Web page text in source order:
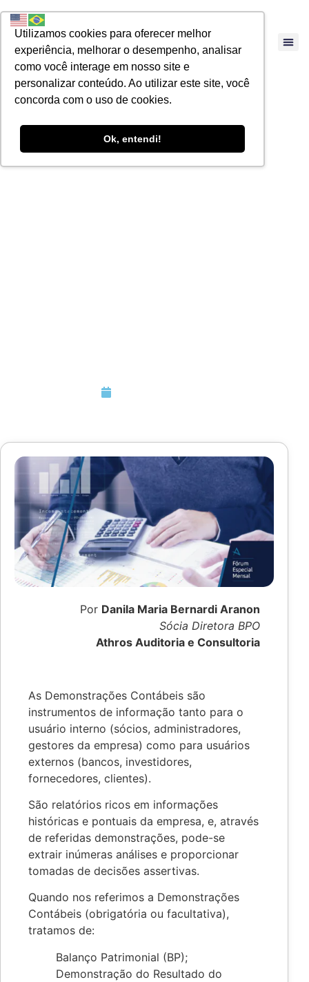
Utilizamos cookies para oferecer melhor
experiência, melhorar o desempenho, analisar
como você interage em nosso site e
personalizar conteúdo. Ao utilizar este site, você
concorda com o uso de cookies.
Ok, entendi!
Por Danila Maria Bernardi Aranon
Sócia Diretora BPO
Athros Auditoria e Consultoria
As Demonstrações Contábeis são
instrumentos de informação tanto para o
usuário interno (sócios, administradores,
gestores da empresa) como para usuários
externos (bancos, investidores,
fornecedores, clientes).
São relatórios ricos em informações
históricas e pontuais da empresa, e, através
de referidas demonstrações, pode-se
extrair inúmeras análises e proporcionar
tomadas de decisões assertivas.
Quando nos referimos a Demonstrações
Contábeis (obrigatória ou facultativa),
tratamos de:
Balanço Patrimonial (BP);
Demonstração do Resultado do